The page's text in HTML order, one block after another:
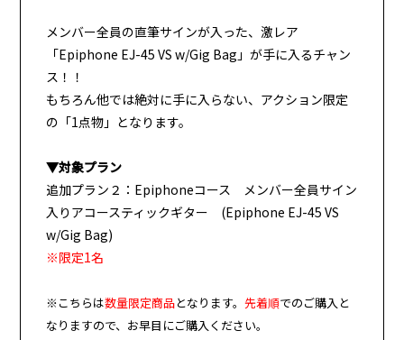
メンバー全員の直筆サインが入った、激レア
「Epiphone EJ-45 VS w/Gig Bag」が手に入るチャン
ス！！
もちろん他では絶対に手に入らない、アクション限定
の「1点物」となります。
▼対象プラン
追加プラン２：Epiphoneコース メンバー全員サイン
入りアコースティックギター (Epiphone EJ-45 VS
w/Gig Bag)
※限定1名
※こちらは数量限定商品となります。先着順でのご購入と
なりますので、お早目にご購入ください。